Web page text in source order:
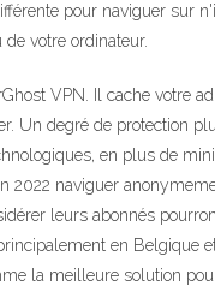
pour naviguer
votre ordinateur.
VPN. Il cache
Un degré de protection
en plus de
naviguer
leurs abonnés
en Belgique
la meilleure solution